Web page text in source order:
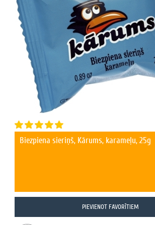
Biezpiena sieriņš, Kārums, karameļu, 25g
PIEVIENOT FAVORĪTIEM